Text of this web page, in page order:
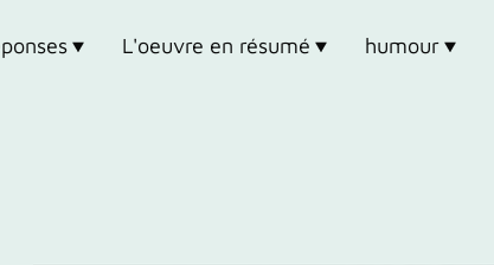
L'oeuvre en résumé humour